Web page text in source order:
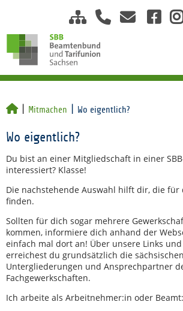
Mitmachen Wo eigentlich?
Wo eigentlich?
Du bist an einer Mitgliedschaft in einer
interessiert? Klasse!
Die nachstehende Auswahl hilft dir, die für
finden.
Sollten für dich sogar mehrere
kommen, informiere dich anhand der
einfach mal dort an! Über unsere Links
erreichest du grundsätzlich die sächsischen
Untergliederungen und Ansprechpartner
Fachgewerkschaften.
Ich arbeite als Arbeitnehmer:in oder